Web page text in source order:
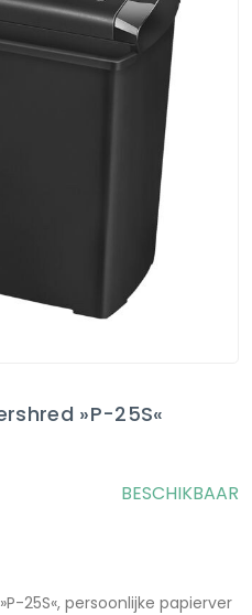
»P-25S«
BESCHIKBAAR
25S«, persoonlijke papierver